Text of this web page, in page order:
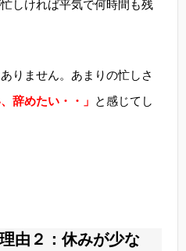
しければ平気で何時間も残
りません。あまりの忙しさ
辞めたい・・」 と感じてし
由２：休みが少な